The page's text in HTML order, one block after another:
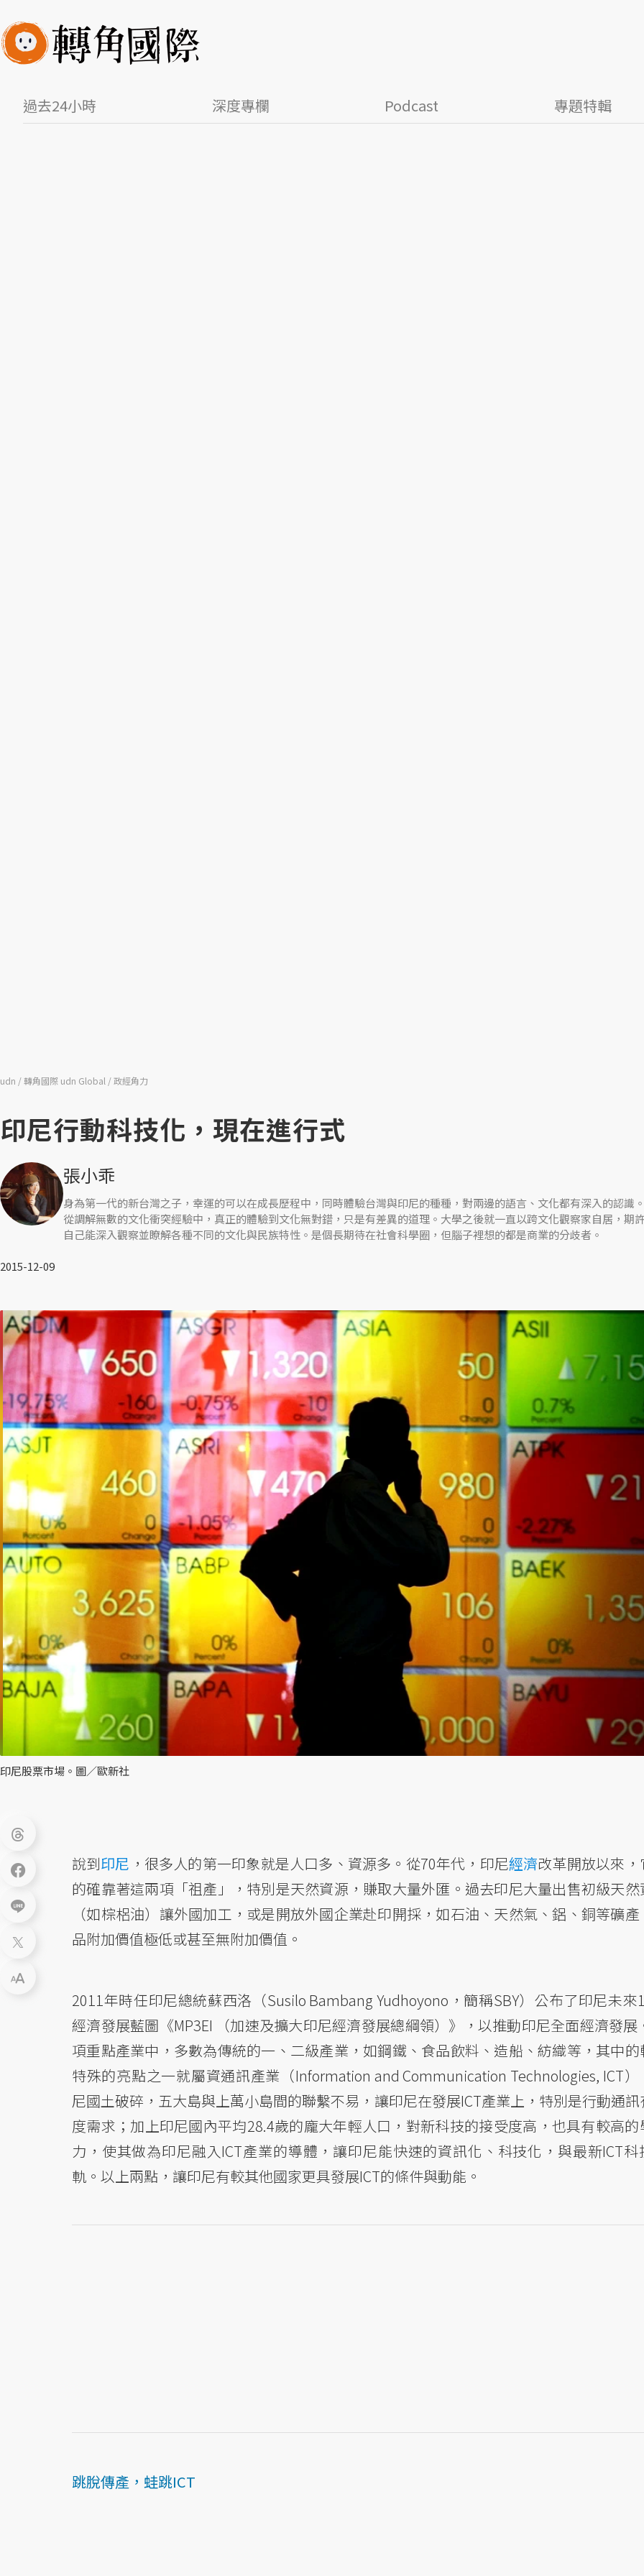
過去24小時 深度專欄 Podcast 專題特輯
udn 轉角國際 udn Global 政經角力
印尼行動科技化，現在進行式
張小乖
身為第一代的新台灣之子，幸運的可以在成長歷程中，同時體驗台灣與印尼的種種，對兩邊的語言、文化都有深入的認識
從調解無數的文化衝突經驗中，真正的體驗到文化無對錯，只是有差異的道理。大學之後就一直以跨文化觀察家自居，期
自己能深入觀察並瞭解各種不同的文化與民族特性。是個長期待在社會科學圈，但腦子裡想的都是商業的分歧者。
2015-12-09
印尼股票市場。圖／歐新社
說到印尼 ，很多人的第一印象就是人口多、資源多。從70年代，印尼經濟改革開放以來，
的確靠著這兩項「祖產」，特別是天然資源，賺取大量外匯。過去印尼大量出售初級天然
（如棕梠油）讓外國加工，或是開放外國企業赴印開採，如石油、天然氣、鋁、銅等礦產
品附加價值極低或甚至無附加價值。
2011年時任印尼總統蘇西洛（Susilo Bambang Yudhoyono，簡稱SBY）公布了印尼未來
經濟發展藍圖《MP3EI （加速及擴大印尼經濟發展總綱領）》，以推動印尼全面經濟發展
項重點產業中，多數為傳統的一、二級產業，如鋼鐵、食品飲料、造船、紡織等，其中的
特殊的亮點之一就屬資通訊產業（Information and Communication Technologies, ICT）
尼國土破碎，五大島與上萬小島間的聯繫不易，讓印尼在發展ICT產業上，特別是行動通訊
度需求；加上印尼國內平均28.4歲的龐大年輕人口，對新科技的接受度高，也具有較高的
力，使其做為印尼融入ICT產業的導體，讓印尼能快速的資訊化、科技化，與最新ICT科
軌。以上兩點，讓印尼有較其他國家更具發展ICT的條件與動能。
跳脫傳產，蛙跳ICT